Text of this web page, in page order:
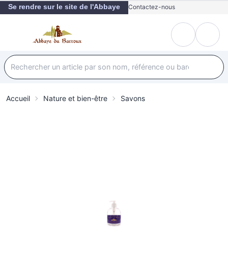
Se rendre sur le site de l'Abbaye Contactez-nous
Accueil Nature et bien-être Savons